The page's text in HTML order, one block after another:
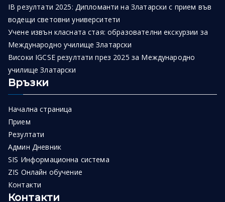
IB резултати 2025: Дипломанти на Златарски с прием във
водещи световни университети
Учене извън класната стая: образователни екскурзии за
Международно училище Златарски
Високи IGCSE резултати през 2025 за Международно
училище Златарски
Връзки
Начална страница
Прием
Резултати
Админ Дневник
SIS Информационна система
ZIS Онлайн обучение
Контакти
Контакти